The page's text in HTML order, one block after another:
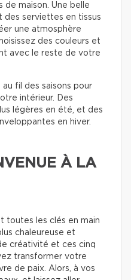
de maison. Une belle
des serviettes en tissus
une atmosphère
des couleurs et
avec le reste de votre
fil des saisons pour
intérieur. Des
légères en été, et des
en hiver.
À LA
toutes les clés en main
chaleureuse et
créativité et ces cinq
transformer votre
de paix. Alors, à vos